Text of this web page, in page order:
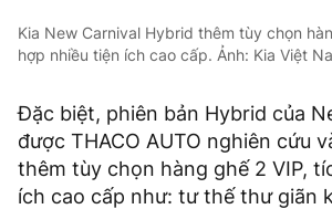
Kia New Carnival Hybrid thêm tùy chọn
hợp nhiều tiện ích cao cấp. Ảnh: Kia Việt
Đặc biệt, phiên bản Hybrid của
được THACO AUTO nghiên cứu
thêm tùy chọn hàng ghế 2 VIP,
ích cao cấp như: tư thế thư giãn